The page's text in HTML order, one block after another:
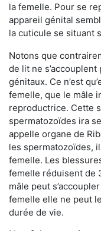
la femelle. Pour se
appareil génital
la cuticule se situant
Notons que
de lit ne
génitaux. Ce n’est
femelle, que le mâle
reproductrice. Cette
spermatozoïdes ira
appelle organe de
les spermatozoïdes,
femelle. Les
femelle réduisent de
mâle peut
femelle elle ne peut
durée de vie.